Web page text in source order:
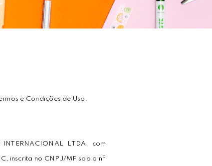
e Condições de Uso.
LTDA, com
inscrita no CNPJ/MF sob o nº